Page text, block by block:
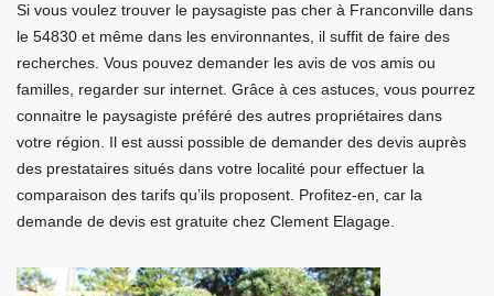
Si vous voulez trouver le paysagiste pas cher à Franconville dans
le 54830 et même dans les environnantes, il suffit de faire des
recherches. Vous pouvez demander les avis de vos amis ou
familles, regarder sur internet. Grâce à ces astuces, vous pourrez
connaitre le paysagiste préféré des autres propriétaires dans
votre région. Il est aussi possible de demander des devis auprès
des prestataires situés dans votre localité pour effectuer la
comparaison des tarifs qu’ils proposent. Profitez-en, car la
demande de devis est gratuite chez Clement Elagage.